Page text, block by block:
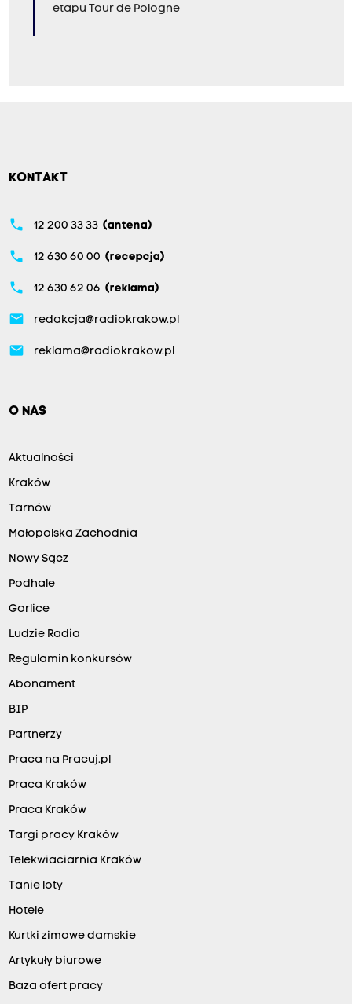
etapu Tour de Pologne
KONTAKT
phone 12 200 33 33 (antena)
phone 12 630 60 00 (recepcja)
phone 12 630 62 06 (reklama)
email redakcja@radiokrakow.pl
email reklama@radiokrakow.pl
O NAS
Aktualności
Kraków
Tarnów
Małopolska Zachodnia
Nowy Sącz
Podhale
Gorlice
Ludzie Radia
Regulamin konkursów
Abonament
BIP
Partnerzy
Praca na Pracuj.pl
Praca Kraków
Praca Kraków
Targi pracy Kraków
Telekwiaciarnia Kraków
Tanie loty
Hotele
Kurtki zimowe damskie
Artykuły biurowe
Baza ofert pracy